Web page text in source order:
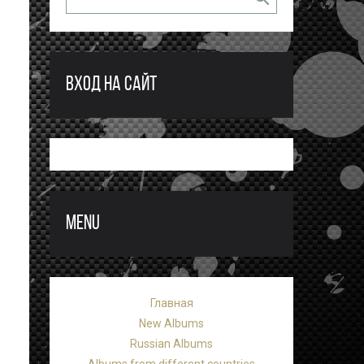
ВХОД НА САЙТ
MENU
Главная
New Albums
Russian Albums